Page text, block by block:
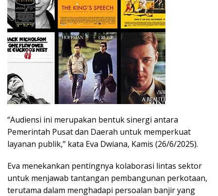
“Audiensi ini merupakan bentuk sinergi antara
Pemerintah Pusat dan Daerah untuk memperkuat
layanan publik,” kata Eva Dwiana, Kamis (26/6/2025).
Eva menekankan pentingnya kolaborasi lintas sektor
untuk menjawab tantangan pembangunan perkotaan,
terutama dalam menghadapi persoalan banjir yang